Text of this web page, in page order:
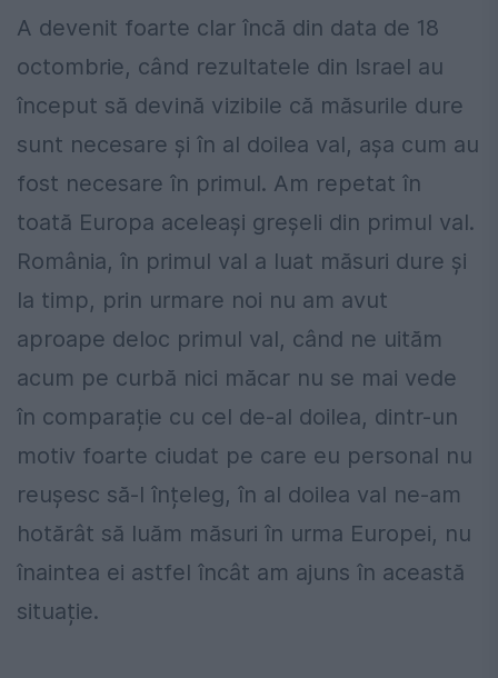
A devenit foarte clar încă din data de 18
octombrie, când rezultatele din Israel au
început să devină vizibile că măsurile dure
sunt necesare și în al doilea val, așa cum au
fost necesare în primul. Am repetat în
toată Europa aceleași greșeli din primul val.
România, în primul val a luat măsuri dure și
la timp, prin urmare noi nu am avut
aproape deloc primul val, când ne uităm
acum pe curbă nici măcar nu se mai vede
în comparație cu cel de-al doilea, dintr-un
motiv foarte ciudat pe care eu personal nu
reușesc să-l înțeleg, în al doilea val ne-am
hotărât să luăm măsuri în urma Europei, nu
înaintea ei astfel încât am ajuns în această
situație.